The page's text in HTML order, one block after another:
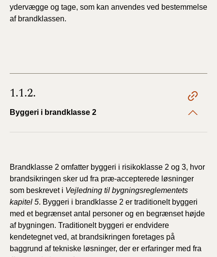
ydervægge og tage, som kan anvendes ved bestemmelse
af brandklassen.
1.1.2.
Byggeri i brandklasse 2
Brandklasse 2 omfatter byggeri i risikoklasse 2 og 3, hvor
brandsikringen sker ud fra præ-accepterede løsninger
som beskrevet i Vejledning til bygningsreglementets
kapitel 5. Byggeri i brandklasse 2 er traditionelt byggeri
med et begrænset antal personer og en begrænset højde
af bygningen. Traditionelt byggeri er endvidere
kendetegnet ved, at brandsikringen foretages på
baggrund af tekniske løsninger, der er erfaringer med fra